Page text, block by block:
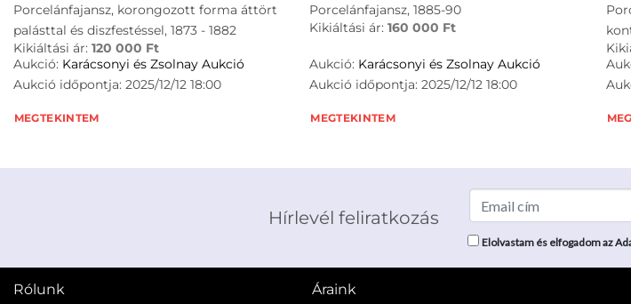
Porcelánfajansz, korongozott forma áttört
palásttal és diszfestéssel, 1873 - 1882
Kikiáltási ár: 120 000 Ft
Aukció: Karácsonyi és Zsolnay Aukció
Aukció időpontja: 2025/12/12 18:00
MEGTEKINTEM
Porcelánfajansz, 1885-90
Kikiáltási ár:160 000 Ft
Aukció: Karácsonyi és Zsolnay Aukció
Aukció időpontja: 2025/12/12 18:00
MEGTEKINTEM
Hírlevél feliratkozás
Elolvastam és elfogadom az
Rólunk
Áraink